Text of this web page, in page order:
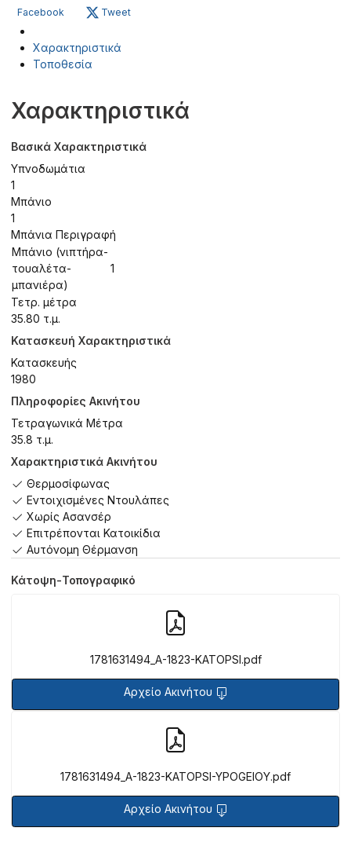
Facebook Tweet
Χαρακτηριστικά
Τοποθεσία
Χαρακτηριστικά
Βασικά Χαρακτηριστικά
Υπνοδωμάτια
1
Μπάνιο
1
Μπάνια Περιγραφή
Μπάνιο (νιπτήρα-
τουαλέτα-
μπανιέρα)
1
Τετρ. μέτρα
35.80 τ.μ.
Κατασκευή Χαρακτηριστικά
Κατασκευής
1980
Πληροφορίες Ακινήτου
Τετραγωνικά Μέτρα
35.8 τ.μ.
Χαρακτηριστικά Ακινήτου
Θερμοσίφωνας
Εντοιχισμένες Ντουλάπες
Χωρίς Ασανσέρ
Επιτρέπονται Κατοικίδια
Αυτόνομη Θέρμανση
Κάτοψη-Τοπογραφικό
1781631494_A-1823-KATOPSI.pdf
Αρχείο Ακινήτου
1781631494_A-1823-KATOPSI-YPOGEIOY.pdf
Αρχείο Ακινήτου